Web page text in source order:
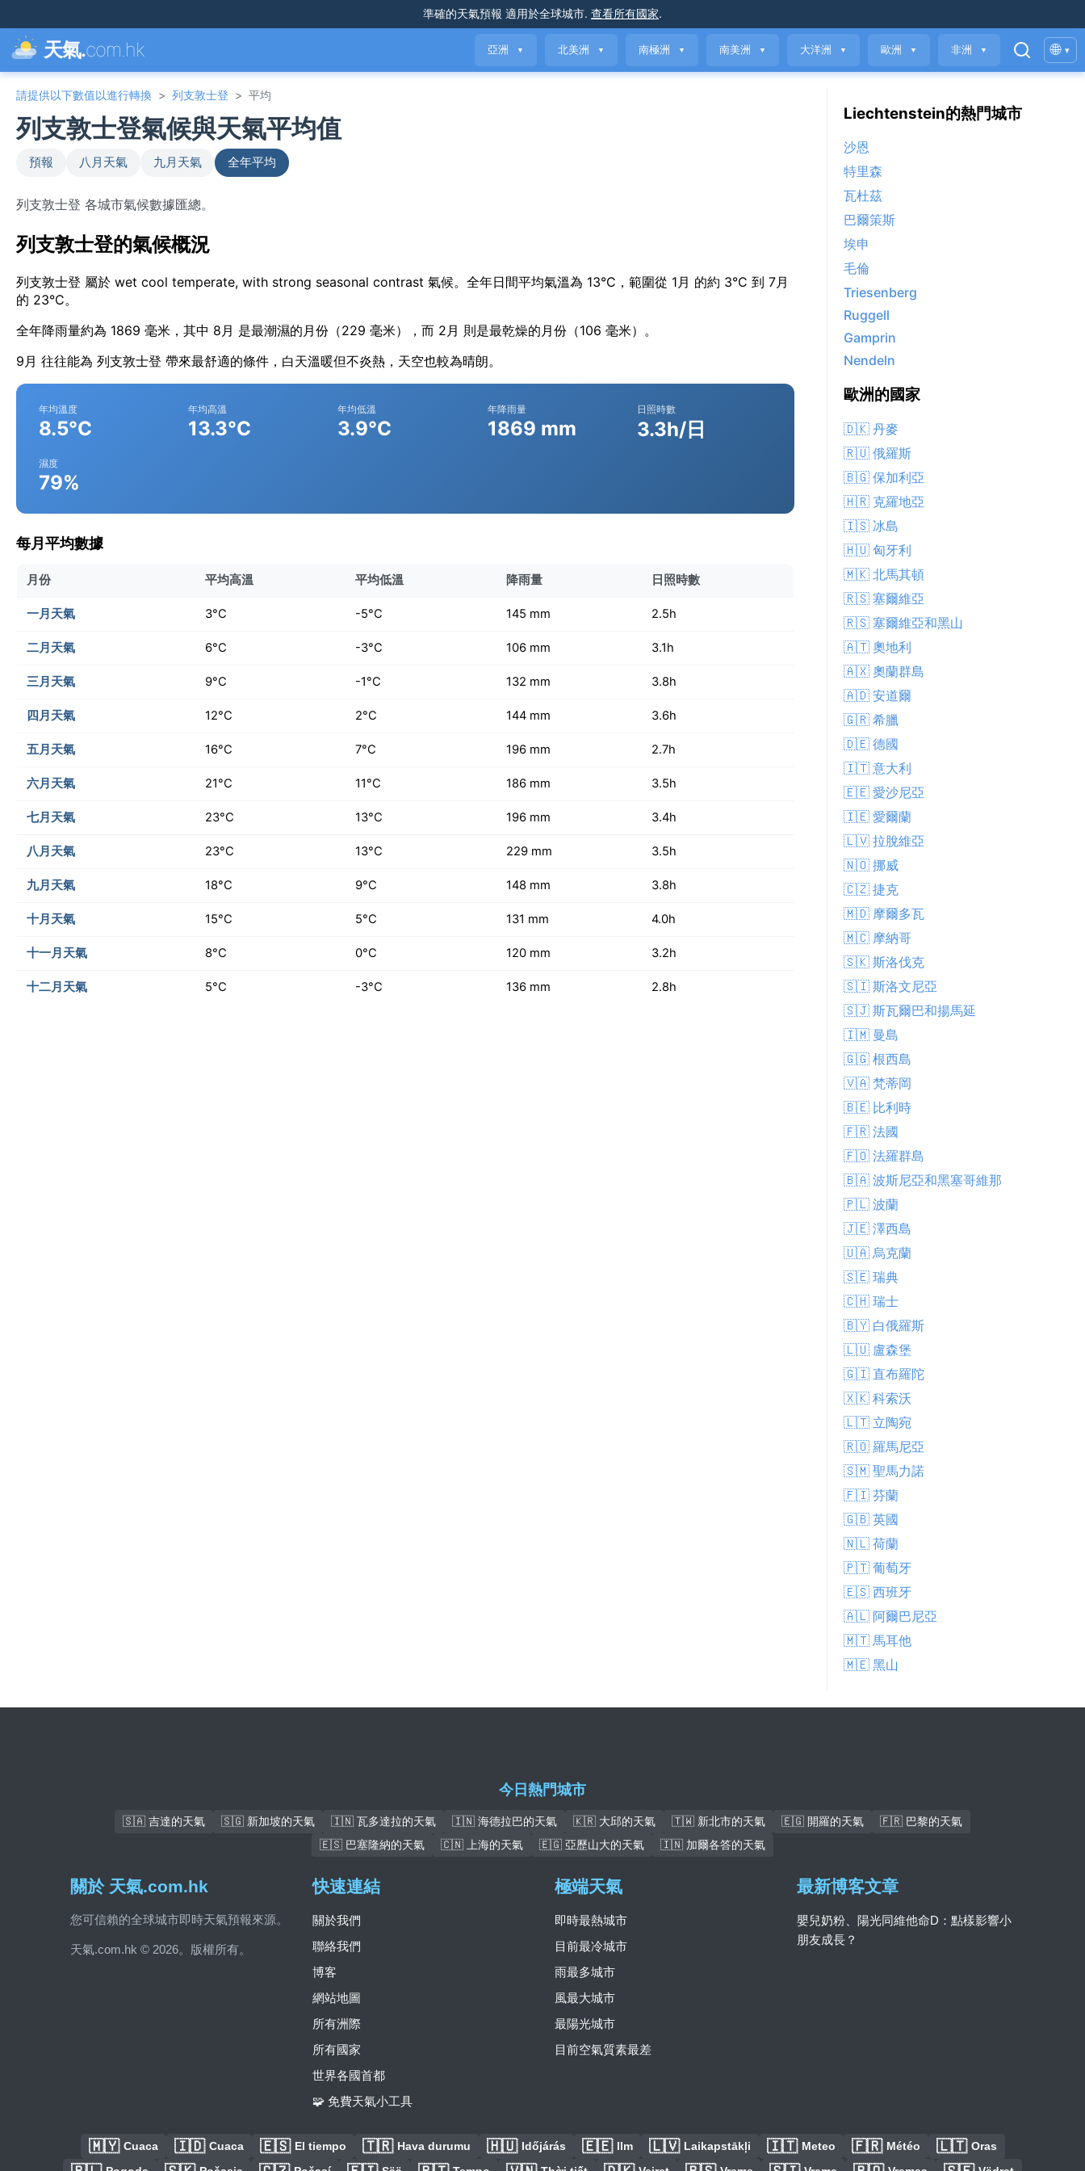
準確的天氣預報 適用於全球城市. 查看所有國家.
天氣.com.hk 亞洲 ▼ 北美洲 ▼ 南極洲 ▼ 南美洲 ▼ 大洋洲 ▼ 歐洲 ▼ 非洲 ▼ 🌐 ▾
請提供以下數值以進行轉換 > 列支敦士登 > 平均
列支敦士登氣候與天氣平均值
預報 八月天氣 九月天氣 全年平均
列支敦士登 各城市氣候數據匯總。
列支敦士登的氣候概況
列支敦士登 屬於 wet cool temperate, with strong seasonal contrast 氣候。全年日間平均氣溫為 13°C，範圍從 1月 的約 3°C 到 7月
的 23°C。
全年降雨量約為 1869 毫米，其中 8月 是最潮濕的月份（229 毫米），而 2月 則是最乾燥的月份（106 毫米）。
9月 往往能為 列支敦士登 帶來最舒適的條件，白天溫暖但不炎熱，天空也較為晴朗。
年均溫度
8.5°C
年均高溫
13.3°C
年均低溫
3.9°C
年降雨量
1869 mm
日照時數
3.3h/日
濕度
79%
每月平均數據
月份 平均高溫 平均低溫 降雨量 日照時數
一月天氣 3°C -5°C 145 mm 2.5h
二月天氣 6°C -3°C 106 mm 3.1h
三月天氣 9°C -1°C 132 mm 3.8h
四月天氣 12°C 2°C 144 mm 3.6h
五月天氣 16°C 7°C 196 mm 2.7h
六月天氣 21°C 11°C 186 mm 3.5h
七月天氣 23°C 13°C 196 mm 3.4h
八月天氣 23°C 13°C 229 mm 3.5h
九月天氣 18°C 9°C 148 mm 3.8h
十月天氣 15°C 5°C 131 mm 4.0h
十一月天氣 8°C 0°C 120 mm 3.2h
十二月天氣 5°C -3°C 136 mm 2.8h
Liechtenstein的熱門城市
沙恩
特里森
瓦杜茲
巴爾策斯
埃申
毛倫
Triesenberg
Ruggell
Gamprin
Nendeln
歐洲的國家
🇩🇰 丹麥
🇷🇺 俄羅斯
🇧🇬 保加利亞
🇭🇷 克羅地亞
🇮🇸 冰島
🇭🇺 匈牙利
🇲🇰 北馬其頓
🇷🇸 塞爾維亞
🇷🇸 塞爾維亞和黑山
🇦🇹 奧地利
🇦🇽 奧蘭群島
🇦🇩 安道爾
🇬🇷 希臘
🇩🇪 德國
🇮🇹 意大利
🇪🇪 愛沙尼亞
🇮🇪 愛爾蘭
🇱🇻 拉脫維亞
🇳🇴 挪威
🇨🇿 捷克
🇲🇩 摩爾多瓦
🇲🇨 摩納哥
🇸🇰 斯洛伐克
🇸🇮 斯洛文尼亞
🇸🇯 斯瓦爾巴和揚馬延
🇮🇲 曼島
🇬🇬 根西島
🇻🇦 梵蒂岡
🇧🇪 比利時
🇫🇷 法國
🇫🇴 法羅群島
🇧🇦 波斯尼亞和黑塞哥維那
🇵🇱 波蘭
🇯🇪 澤西島
🇺🇦 烏克蘭
🇸🇪 瑞典
🇨🇭 瑞士
🇧🇾 白俄羅斯
🇱🇺 盧森堡
🇬🇮 直布羅陀
🇽🇰 科索沃
🇱🇹 立陶宛
🇷🇴 羅馬尼亞
🇸🇲 聖馬力諾
🇫🇮 芬蘭
🇬🇧 英國
🇳🇱 荷蘭
🇵🇹 葡萄牙
🇪🇸 西班牙
🇦🇱 阿爾巴尼亞
🇲🇹 馬耳他
🇲🇪 黑山
今日熱門城市
🇸🇦 吉達的天氣 🇸🇬 新加坡的天氣 🇮🇳 瓦多達拉的天氣 🇮🇳 海德拉巴的天氣 🇰🇷 大邱的天氣 🇹🇼 新北市的天氣 🇪🇬 開羅的天氣
🇫🇷 巴黎的天氣
🇪🇸 巴塞隆納的天氣
🇨🇳 上海的天氣 🇪🇬 亞歷山大的天氣 🇮🇳 加爾各答的天氣
關於 天氣.com.hk
您可信賴的全球城市即時天氣預報來源。
天氣.com.hk © 2026。版權所有。
快速連結
關於我們
聯絡我們
博客
網站地圖
所有洲際
所有國家
世界各國首都
🧩 免費天氣小工具
極端天氣
即時最熱城市
目前最冷城市
雨最多城市
風最大城市
最陽光城市
目前空氣質素最差
最新博客文章
嬰兒奶粉、陽光同維他命D：點樣影響小
朋友成長？
🇲🇾 Cuaca 🇮🇩 Cuaca 🇪🇸 El tiempo 🇹🇷 Hava durumu 🇭🇺 Időjárás 🇪🇪 Ilm 🇱🇻 Laikapstākļi 🇮🇹 Meteo 🇫🇷 Météo 🇱🇹 Oras